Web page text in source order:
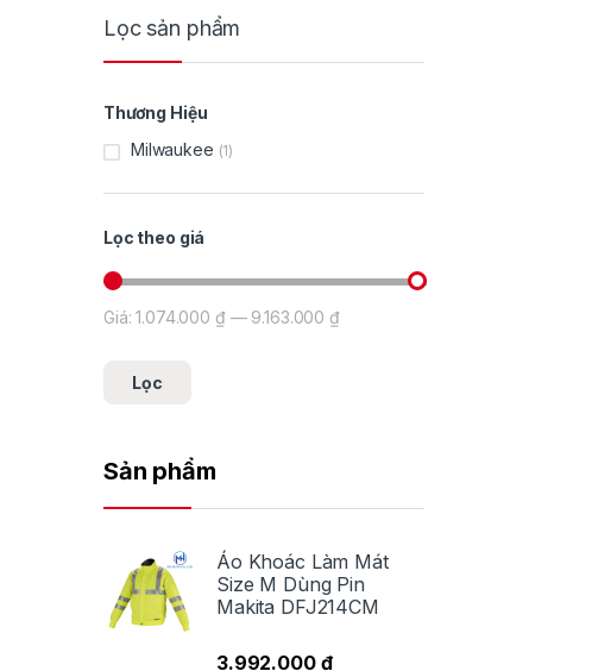
Lọc sản phẩm
Thương Hiệu
Milwaukee (1)
Lọc theo giá
Giá tối thiểu
Giá tối đa
Lọc
Giá:1.074.000 ₫— 9.163.000 ₫
Sản phẩm
Áo Khoác Làm Mát
Size M Dùng Pin
Makita DFJ214CM
3.992.000 ₫